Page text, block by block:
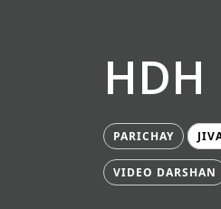
PARICHAY
VIDEO DARSHAN